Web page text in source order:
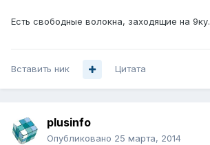
Есть свободные волокна, заходящие на 9ку.
Вставить ник Цитата
plusinfo
Опубликовано 25 марта, 2014